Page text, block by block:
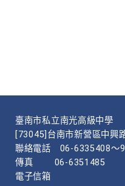
臺南市私立南光高級中學
[73045]台南市新營區中興
聯絡電話
06-6335408～9
傳真
06-6351485
電子信箱